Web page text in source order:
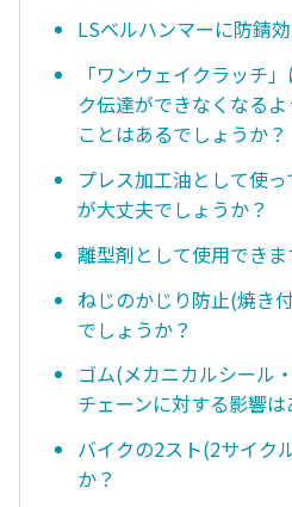
LSベルハンマーに防錆
「ワンウェイクラッチ
ク伝達ができなくなる
ことはあるでしょうか？
プレス加工油として使
が大丈夫でしょうか？
離型剤として使用できま
ねじのかじり防止(焼き
でしょうか？
ゴム(メカニカルシール
チェーンに対する影響は
バイクの2スト(2サイク
か？